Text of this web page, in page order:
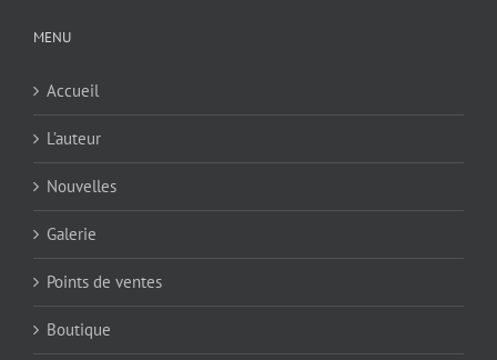
MENU
Accueil
L’auteur
Nouvelles
Galerie
Points de ventes
Boutique